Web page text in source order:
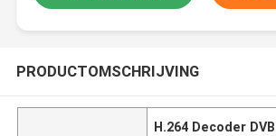
PRODUCTOMSCHRIJVING
H.264 Decoder